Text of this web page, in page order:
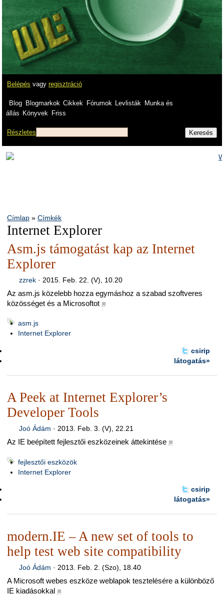
Belépés vagy regisztráció
Blog Blogmarkok Cikkek Fórumok Levlisták
Munka és
állás Könyvek Friss
Részletes
Címlap » Címkék
Internet Explorer
Asm.js támogatást kap az Internet
Explorer
zzrek· 2015. Feb. 22. (V), 10.20
Az asm.js közelebb hozza egymáshoz a szabad szoftveres
közösséget és a Microsoftot ■
asm.js
Internet Explorer
csirip
látogatás»
A Peek at Internet Explorer’s
Developer Tools
Joó Ádám · 2013. Feb. 3. (V), 22.21
Az IE beépített fejlesztői eszközeinek áttekintése ■
fejlesztői eszközök
Internet Explorer
csirip
látogatás»
modern.IE – A new set of tools to
help test web site compatibility
Joó Ádám · 2013. Feb. 2. (Szo), 18.40
A Microsoft webes eszköze weblapok tesztelésére a különböző
IE kiadásokkal ■